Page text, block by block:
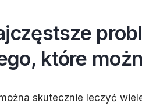
które
skutecznie leczyć